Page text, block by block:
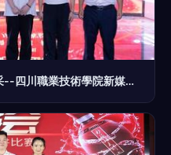
校企協同育英才 實戰賦能展風采--四川職業技術學院新媒體營銷大賽圓滿收官